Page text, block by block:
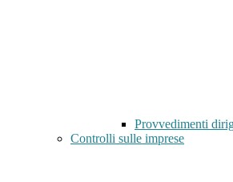
Provvedimenti
Controlli sulle imprese